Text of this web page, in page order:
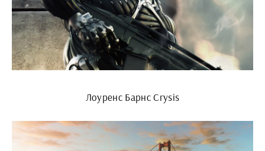
Лоуренс Барнс Crysis